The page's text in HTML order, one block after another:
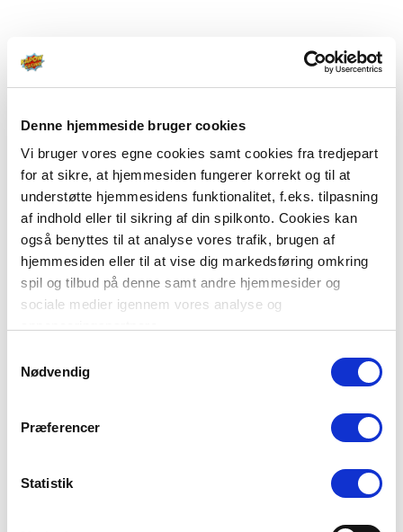
Denne hjemmeside bruger cookies
Vi bruger vores egne cookies samt cookies fra tredjepart
for at sikre, at hjemmesiden fungerer korrekt og til at
understøtte hjemmesidens funktionalitet, f.eks. tilpasning
af indhold eller til sikring af din spilkonto. Cookies kan
også benyttes til at analyse vores trafik, brugen af
hjemmesiden eller til at vise dig markedsføring omkring
spil og tilbud på denne samt andre hjemmesider og
sociale medier igennem vores analyse og
Du kan læse mere om vores brug af cookies under
"Detaljer" eller ved at klikke videre til vores Cookiepolitik,
Nødvendig
Præferencer
Statistik